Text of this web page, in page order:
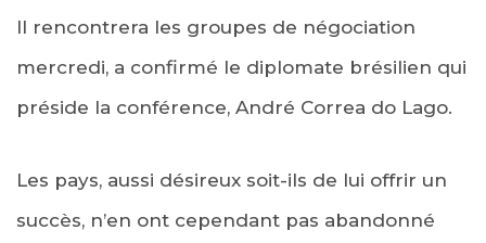
Il rencontrera les groupes de négociation
mercredi, a confirmé le diplomate brésilien qui
préside la conférence, André Correa do Lago.
Les pays, aussi désireux soit-ils de lui offrir un
succès, n’en ont cependant pas abandonné